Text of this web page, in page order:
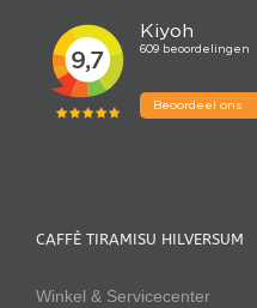
CAFFÈ TIRAMISU HILVERSUM
Winkel & Servicecenter